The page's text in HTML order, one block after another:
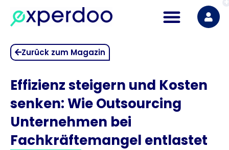
Inhalt
springen
Zurück zum Magazin
Effizienz steigern und Kosten
senken: Wie Outsourcing
Unternehmen bei
Fachkräftemangel entlastet